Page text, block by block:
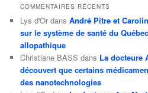
COMMENTAIRES RÉCENTS
Lys d'Or dansAndré Pitre et
sur le système de santé du
allopathique
Christiane BASS dans La docteure
découvert que certains
des nanotechnologies